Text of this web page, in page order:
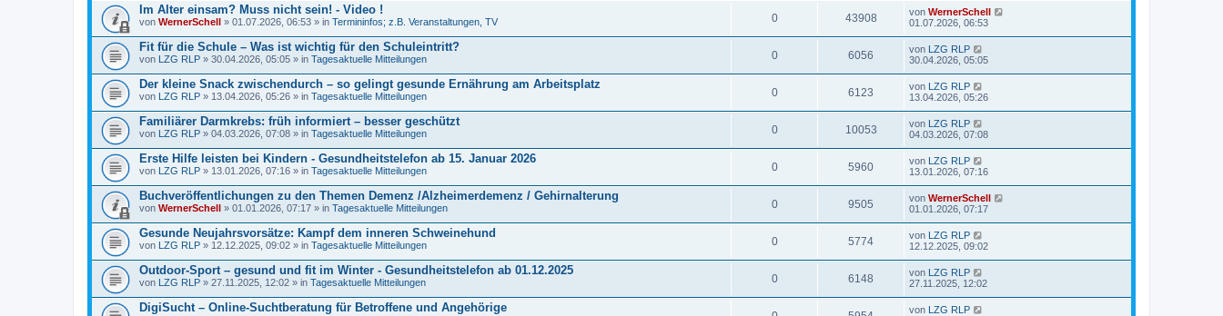
Im Alter einsam? Muss nicht sein! - Video !
von WernerSchell » 01.07.2026, 06:53 » in Termininfos; z.B. Veranstaltungen, TV 0 43908 von WernerSchell
01.07.2026, 06:53
Fit für die Schule – Was ist wichtig für den Schuleintritt?
von LZG RLP » 30.04.2026, 05:05 » in Tagesaktuelle Mitteilungen 0 6056 von LZG RLP
30.04.2026, 05:05
Der kleine Snack zwischendurch – so gelingt gesunde Ernährung am Arbeitsplatz
von LZG RLP » 13.04.2026, 05:26 » in Tagesaktuelle Mitteilungen 0 6123 von LZG RLP
13.04.2026, 05:26
Familiärer Darmkrebs: früh informiert – besser geschützt
von LZG RLP » 04.03.2026, 07:08 » in Tagesaktuelle Mitteilungen 0 10053 von LZG RLP
04.03.2026, 07:08
Erste Hilfe leisten bei Kindern - Gesundheitstelefon ab 15. Januar 2026
von LZG RLP » 13.01.2026, 07:16 » in Tagesaktuelle Mitteilungen 0 5960 von LZG RLP
13.01.2026, 07:16
Buchveröffentlichungen zu den Themen Demenz /Alzheimerdemenz / Gehirnalterung
von WernerSchell » 01.01.2026, 07:17 » in Tagesaktuelle Mitteilungen 0 9505 von WernerSchell
01.01.2026, 07:17
Gesunde Neujahrsvorsätze: Kampf dem inneren Schweinehund
von LZG RLP » 12.12.2025, 09:02 » in Tagesaktuelle Mitteilungen 0 5774 von LZG RLP
12.12.2025, 09:02
Outdoor-Sport – gesund und fit im Winter - Gesundheitstelefon ab 01.12.2025
von LZG RLP » 27.11.2025, 12:02 » in Tagesaktuelle Mitteilungen 0 6148 von LZG RLP
27.11.2025, 12:02
DigiSucht – Online-Suchtberatung für Betroffene und Angehörige von LZG RLP